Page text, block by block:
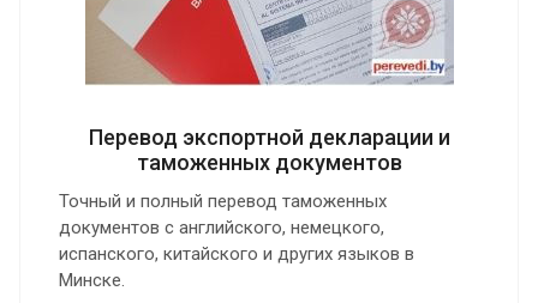
Перевод экспортной декларации и
таможенных документов
Точный и полный перевод таможенных
документов с английского, немецкого,
испанского, китайского и других языков в
Минске.